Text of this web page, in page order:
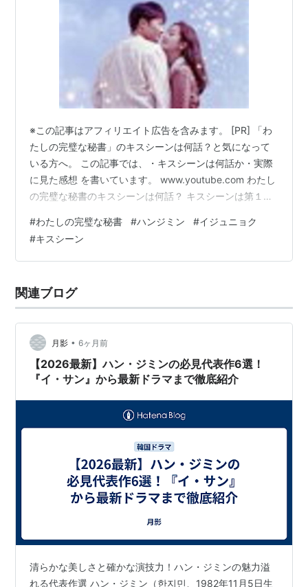
※この記事はアフィリエイト広告を含みます。 [PR] 「わ
たしの完璧な秘書」のキスシーンは何話？と気になって
いる方へ。 この記事では、・キスシーンは何話か・実際
に見た感想 を書いています。 www.youtube.com わたし
の完璧な秘書のキスシーンは何話？ キスシーンは第１４
が半分いったあたりでしょうか。 キスシーンは、横断歩
道を渡ったら🤍 王道だけど、良きです🤍やっぱり残り
2〜3分のところで！です。 １４話以降にもありますよ💋
シーン、今すぐ見たくなりますよね・・・ 『わたしの完
璧な秘書…
#わたしの完璧な秘書 #ハンジミン #イジュニョク
#キスシーン
関連ブログ
月影 • 6ヶ月前
【2026最新】ハン・ジミンの必見代表作6選！
『イ・サン』から最新ドラマまで徹底紹介
清らかな美しさと確かな演技力！ハン・ジミンの魅力溢
れる代表作選 ハン・ジミン（한지민、1982年11月5日生